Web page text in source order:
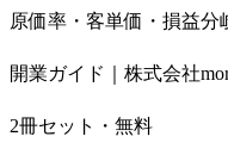
原価率・客単価・損益分
開業ガイド｜株式会社
2冊セット・無料